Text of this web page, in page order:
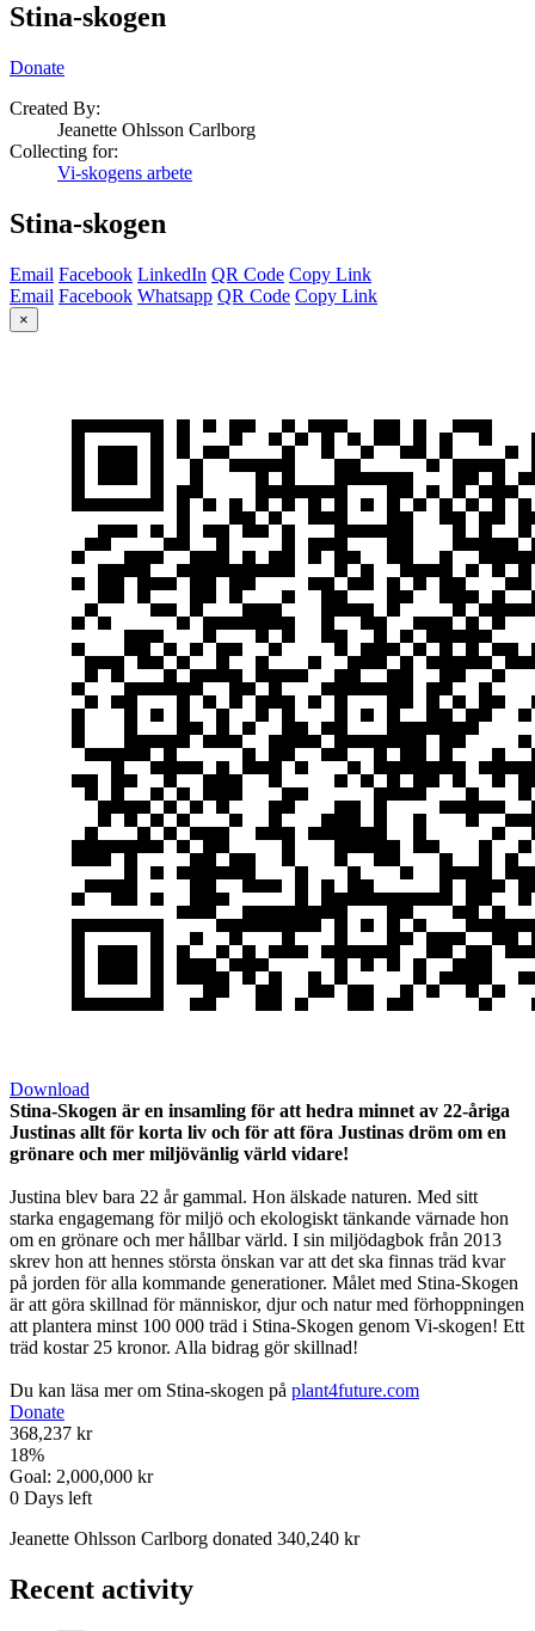
Stina-skogen
Donate
Created By:
Jeanette Ohlsson Carlborg
Collecting for:
Vi-skogens arbete
Stina-skogen
Email Facebook LinkedIn QR Code Copy Link
Email Facebook Whatsapp QR Code Copy Link
×
Download
Stina-Skogen är en insamling för att hedra minnet av 22-åriga
Justinas allt för korta liv och för att föra Justinas dröm om en
grönare och mer miljövänlig värld vidare!
Justina blev bara 22 år gammal. Hon älskade naturen. Med sitt
starka engagemang för miljö och ekologiskt tänkande värnade hon
om en grönare och mer hållbar värld. I sin miljödagbok från 2013
skrev hon att hennes största önskan var att det ska finnas träd kvar
på jorden för alla kommande generationer. Målet med Stina-Skogen
är att göra skillnad för människor, djur och natur med förhoppningen
att plantera minst 100 000 träd i Stina-Skogen genom Vi-skogen! Ett
träd kostar 25 kronor. Alla bidrag gör skillnad!
Du kan läsa mer om Stina-skogen på plant4future.com
Donate
368,237 kr
18%
Goal: 2,000,000 kr
0 Days left
Jeanette Ohlsson Carlborg donated 340,240 kr
Recent activity